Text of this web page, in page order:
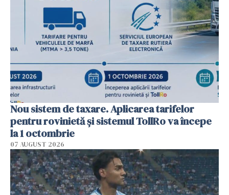
Nou sistem de taxare. Aplicarea tarifelor
pentru rovinietă şi sistemul TollRo va începe
la 1 octombrie
07 AUGUST 2026